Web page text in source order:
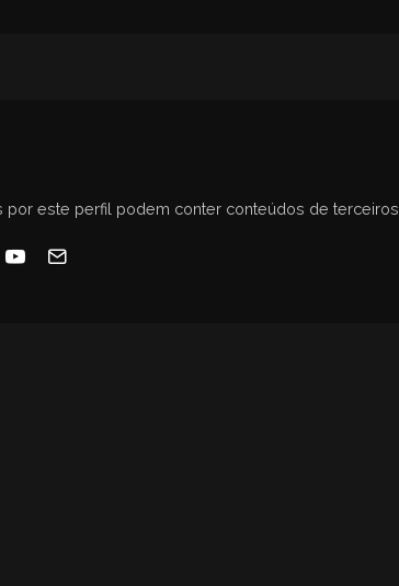
por este perfil podem conter conteúdos de terceiros.